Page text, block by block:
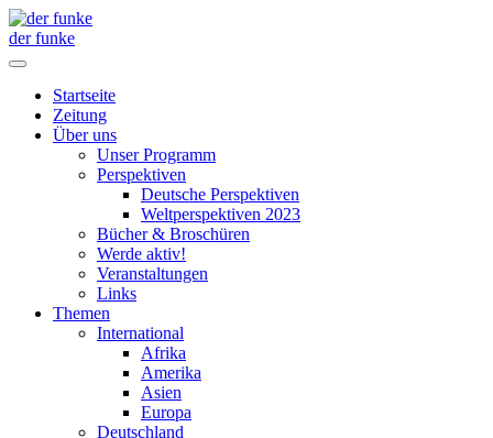
der funke
Startseite
Zeitung
Über uns
Unser Programm
Perspektiven
Deutsche Perspektiven
Weltperspektiven 2023
Bücher & Broschüren
Werde aktiv!
Veranstaltungen
Links
Themen
International
Afrika
Amerika
Asien
Europa
Deutschland